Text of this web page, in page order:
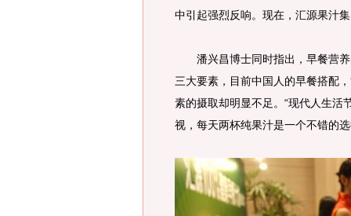
中引起强烈反响。现在，汇源果汁
潘兴昌博士同时指出，早餐营养
三大要素，目前中国人的早餐搭配
素的摄取却明显不足。“现代人生活
视，每天两杯纯果汁是一个不错的